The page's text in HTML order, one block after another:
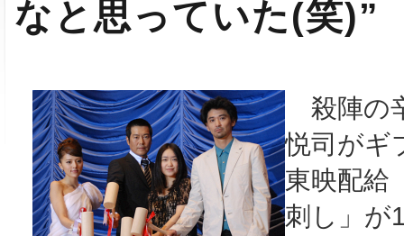
なと思っていた(笑)”
殺陣の
悦司がギ
東映配給
刺し」が